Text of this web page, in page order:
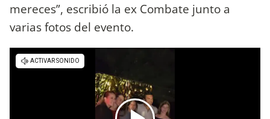
mereces”, escribió la ex Combate junto a
varias fotos del evento.